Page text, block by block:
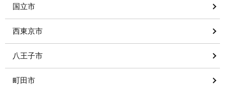
国立市
西東京市
八王子市
町田市